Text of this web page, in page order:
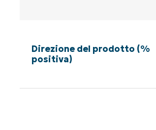
Direzione del prodotto (%
positiva)